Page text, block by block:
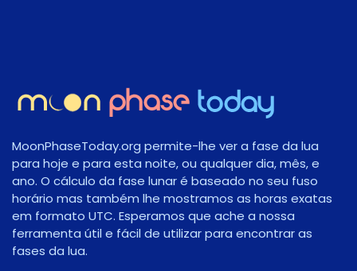
MoonPhaseToday.org permite-lhe ver a fase da lua
para hoje e para esta noite, ou qualquer dia, mês, e
ano. O cálculo da fase lunar é baseado no seu fuso
horário mas também lhe mostramos as horas exatas
em formato UTC. Esperamos que ache a nossa
ferramenta útil e fácil de utilizar para encontrar as
fases da lua.